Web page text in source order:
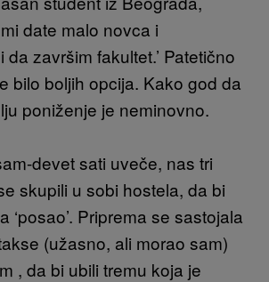
date malo novca i
završim fakultet.’ Patetično
bilo boljih opcija. Kako god da
poniženje je neminovno.
devet sati uveče, nas tri
skupili u sobi hostela, da bi
‘posao’. Priprema se sastojala
(užasno, ali morao sam)
, da bi ubili tremu koja je